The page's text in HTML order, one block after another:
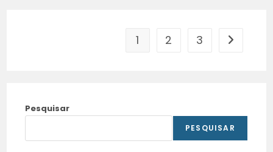
1 2 3
Pesquisar
PESQUISAR